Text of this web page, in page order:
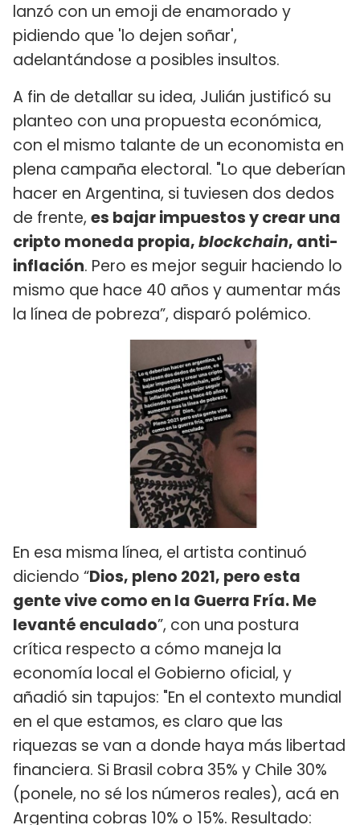
lanzó con un emoji de enamorado y
pidiendo que 'lo dejen soñar',
adelantándose a posibles insultos.
A fin de detallar su idea, Julián justificó su
planteo con una propuesta económica,
con el mismo talante de un economista en
plena campaña electoral. "Lo que deberían
hacer en Argentina, si tuviesen dos dedos
de frente, es bajar impuestos y crear una
cripto moneda propia,blockchain, anti-
inflación. Pero es mejor seguir haciendo lo
mismo que hace 40 años y aumentar más
la línea de pobreza”, disparó polémico.
En esa misma línea, el artista continuó
diciendo “Dios, pleno 2021, pero esta
gente vive como en la Guerra Fría. Me
levanté enculado”, con una postura
crítica respecto a cómo maneja la
economía local el Gobierno oficial, y
añadió sin tapujos: "En el contexto mundial
en el que estamos, es claro que las
riquezas se van a donde haya más libertad
financiera. Si Brasil cobra 35% y Chile 30%
(ponele, no sé los números reales), acá en
Argentina cobras 10% o 15%. Resultado: